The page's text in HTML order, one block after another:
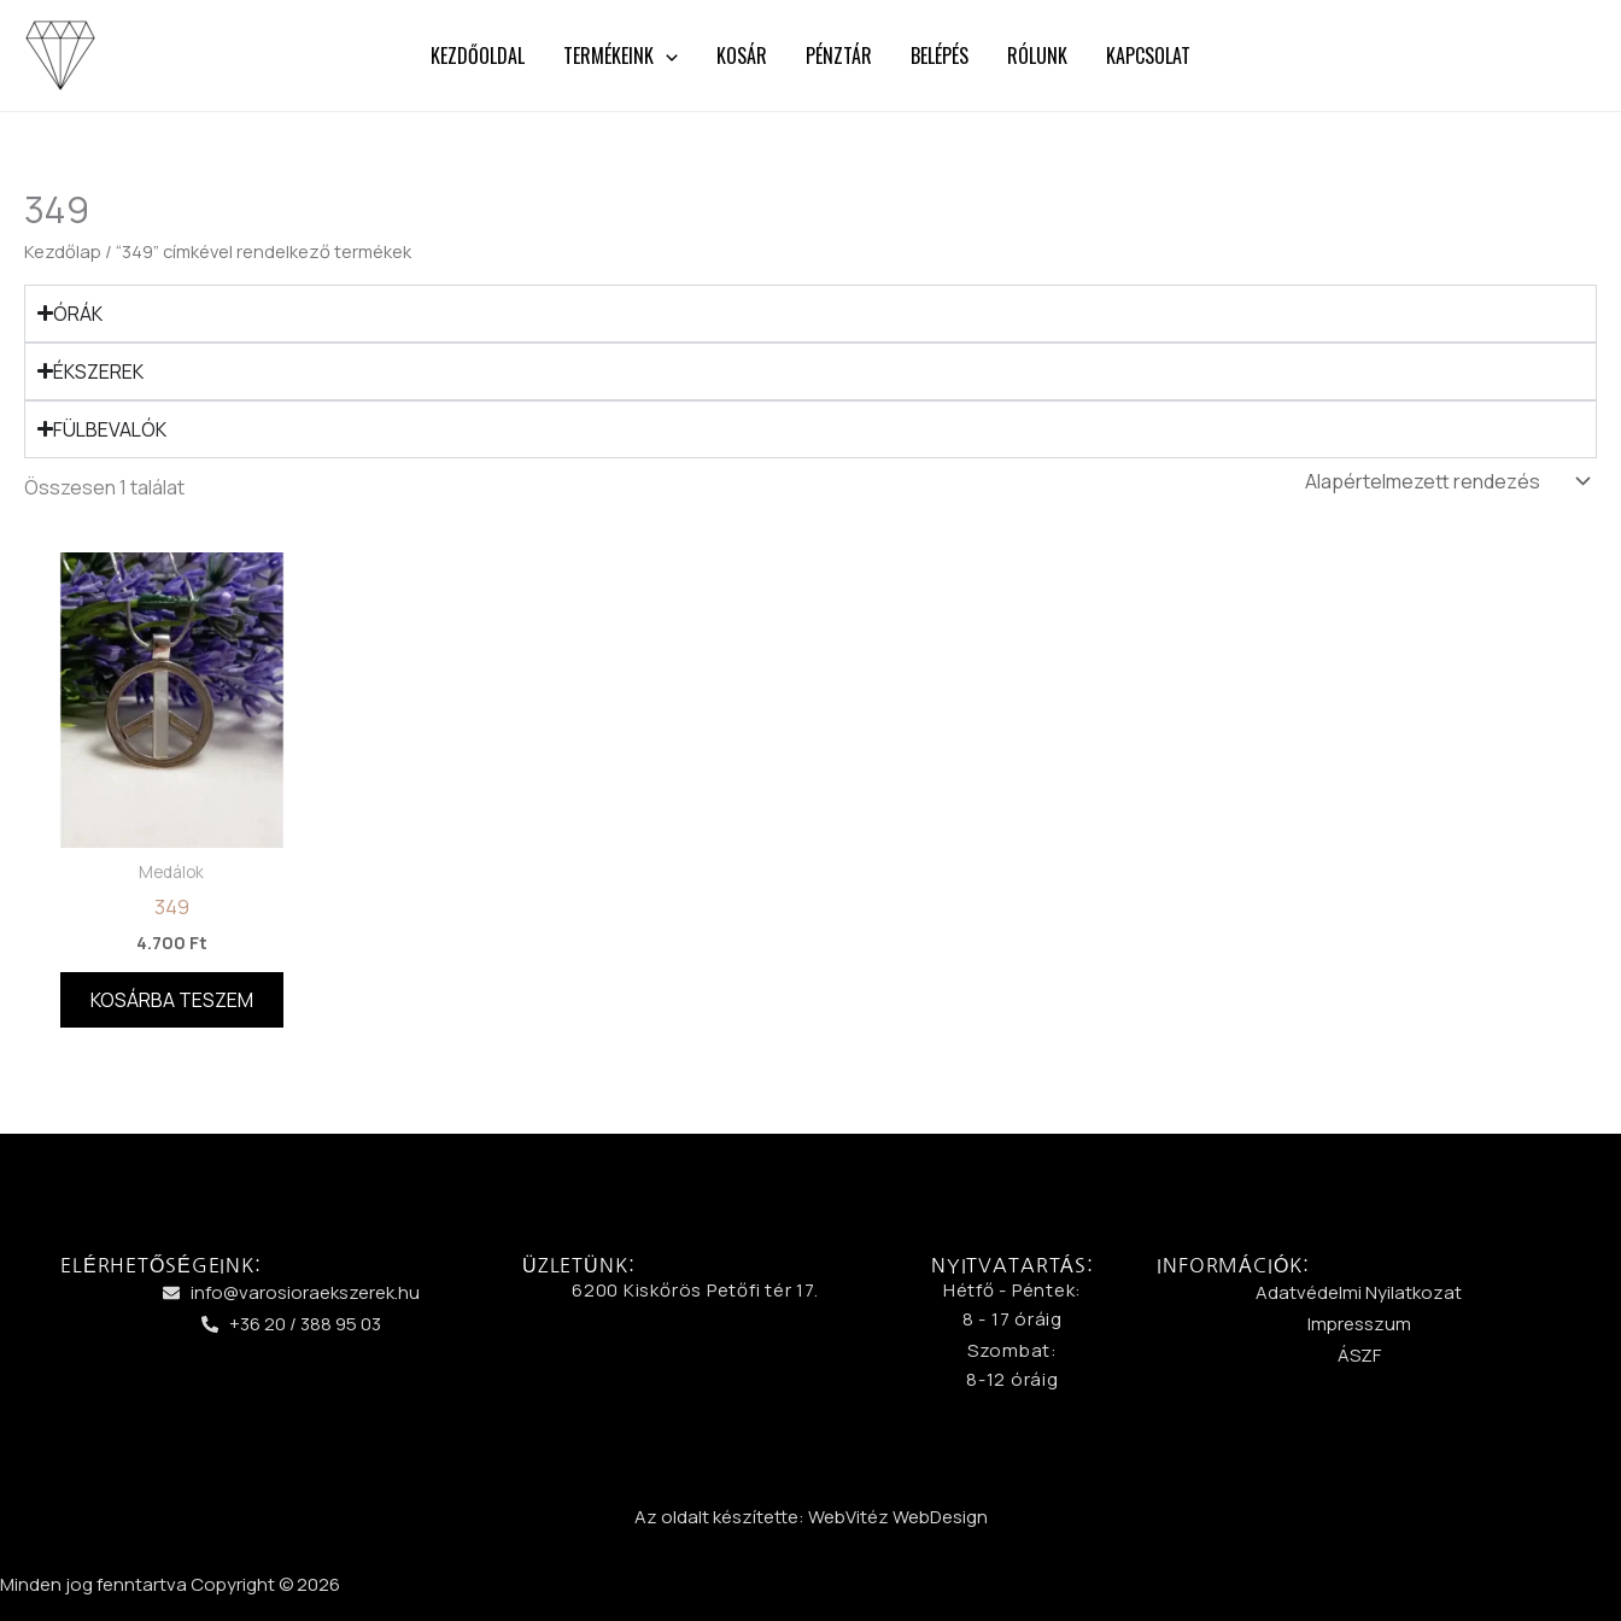
Skip
content
KEZDŐOLDAL TERMÉKEINK KOSÁR PÉNZTÁR BELÉPÉS RÓLUNK KAPCSOLAT
349
Kezdőlap / “349” címkével rendelkező termékek
ÓRÁK
ÉKSZEREK
FÜLBEVALÓK
Összesen 1 találat
Medálok
349
4.700 Ft
KOSÁRBA TESZEM
ELÉRHETŐSÉGEINK:
info@varosioraekszerek.hu
+36 20 / 388 95 03
ÜZLETÜNK:
6200 Kiskőrös Petőfi tér 17.
NYITVATARTÁS:
Hétfő - Péntek:
8 - 17 óráig
Szombat:
8-12 óráig
INFORMÁCIÓK:
Adatvédelmi Nyilatkozat
Impresszum
ÁSZF
Az oldalt készítette: WebVitéz WebDesign
Minden jog fenntartva Copyright © 2026